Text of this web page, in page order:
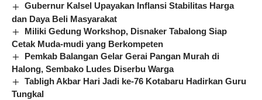
Gubernur Kalsel Upayakan Inflansi Stabilitas Harga
dan Daya Beli Masyarakat
Miliki Gedung Workshop, Disnaker Tabalong Siap
Cetak Muda-mudi yang Berkompeten
Pemkab Balangan Gelar Gerai Pangan Murah di
Halong, Sembako Ludes Diserbu Warga
Tabligh Akbar Hari Jadi ke-76 Kotabaru Hadirkan Guru
Tungkal